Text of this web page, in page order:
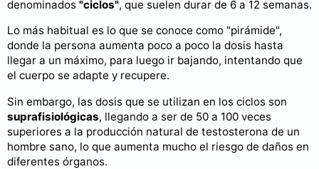
denominados "ciclos", que suelen durar de 6 a 12 semanas.
Lo más habitual es lo que se conoce como "pirámide",
donde la persona aumenta poco a poco la dosis hasta
llegar a un máximo, para luego ir bajando, intentando que
el cuerpo se adapte y recupere.
Sin embargo, las dosis que se utilizan en los ciclos son
suprafisiológicas, llegando a ser de 50 a 100 veces
superiores a la producción natural de testosterona de un
hombre sano, lo que aumenta mucho el riesgo de daños en
diferentes órganos.